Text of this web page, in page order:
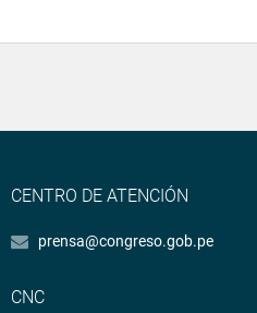
CENTRO DE ATENCIÓN
prensa@congreso.gob.pe
CNC